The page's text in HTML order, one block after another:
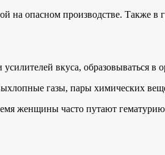
на опасном производстве. Также в
вкуса, образовываться
газы, пары химических
женщины часто путают